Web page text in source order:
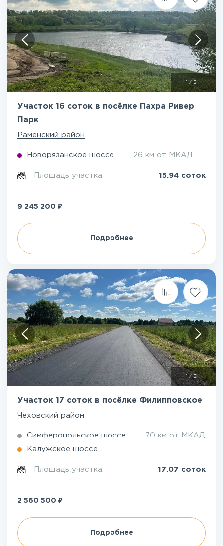
/5
Участок 16 соток в посёлке Пахра Ривер
Парк
Раменский район
Новорязанское шоссе 26 км от МКАД
Площадь участка: 15.94 соток
9 245 200 ₽
Подробнее
1 /5
Участок 17 соток в посёлке Филипповское
Чеховский район
Симферопольское шоссе 70 км от МКАД
Калужское шоссе
Площадь участка: 17.07 соток
2 560 500 ₽
Подробнее